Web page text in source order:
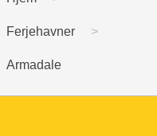
Ferjehavner
Armadale